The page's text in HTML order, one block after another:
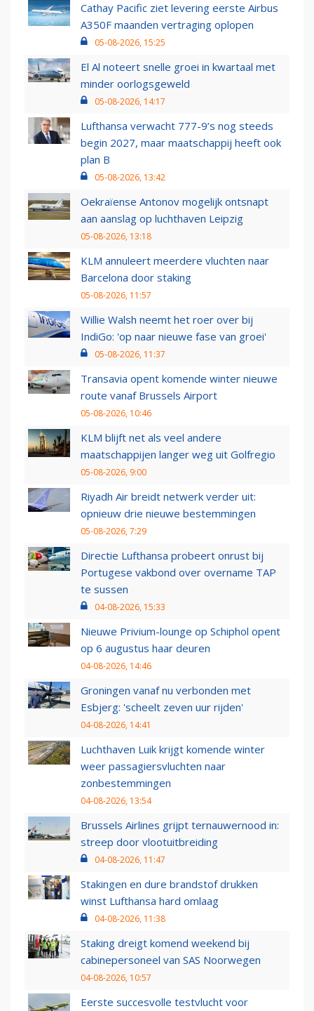
Cathay Pacific ziet levering eerste Airbus
A350F maanden vertraging oplopen
05-08-2026, 15:25
El Al noteert snelle groei in kwartaal met
minder oorlogsgeweld
05-08-2026, 14:17
Lufthansa verwacht 777-9’s nog steeds
begin 2027, maar maatschappij heeft ook
plan B
05-08-2026, 13:42
Oekraïense Antonov mogelijk ontsnapt
aan aanslag op luchthaven Leipzig
05-08-2026, 13:18
KLM annuleert meerdere vluchten naar
Barcelona door staking
05-08-2026, 11:57
Willie Walsh neemt het roer over bij
IndiGo: 'op naar nieuwe fase van groei'
05-08-2026, 11:37
Transavia opent komende winter nieuwe
route vanaf Brussels Airport
05-08-2026, 10:46
KLM blijft net als veel andere
maatschappijen langer weg uit Golfregio
05-08-2026, 9:00
Riyadh Air breidt netwerk verder uit:
opnieuw drie nieuwe bestemmingen
05-08-2026, 7:29
Directie Lufthansa probeert onrust bij
Portugese vakbond over overname TAP
te sussen
04-08-2026, 15:33
Nieuwe Privium-lounge op Schiphol opent
op 6 augustus haar deuren
04-08-2026, 14:46
Groningen vanaf nu verbonden met
Esbjerg: 'scheelt zeven uur rijden'
04-08-2026, 14:41
Luchthaven Luik krijgt komende winter
weer passagiersvluchten naar
zonbestemmingen
04-08-2026, 13:54
Brussels Airlines grijpt ternauwernood in:
streep door vlootuitbreiding
04-08-2026, 11:47
Stakingen en dure brandstof drukken
winst Lufthansa hard omlaag
04-08-2026, 11:38
Staking dreigt komend weekend bij
cabinepersoneel van SAS Noorwegen
04-08-2026, 10:57
Eerste succesvolle testvlucht voor